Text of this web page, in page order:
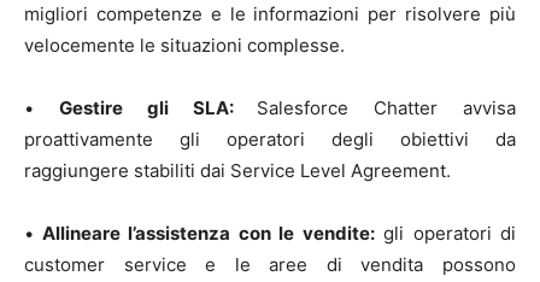
migliori competenze e le informazioni per risolvere più
velocemente le situazioni complesse.
• Gestire gli SLA: Salesforce Chatter avvisa
proattivamente gli operatori degli obiettivi da
raggiungere stabiliti dai Service Level Agreement.
• Allineare l’assistenza con le vendite:gli operatori di
customer service e le aree di vendita possono